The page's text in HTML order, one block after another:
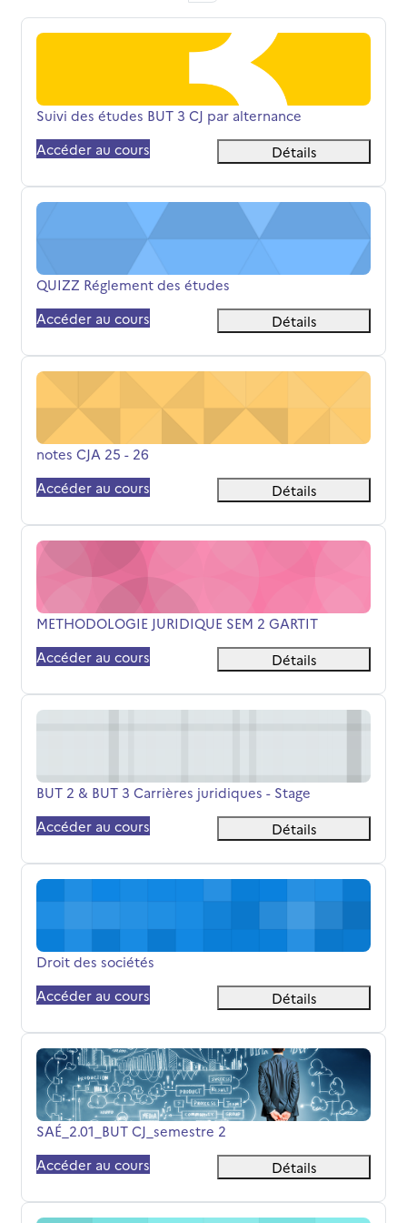
Suivi des études BUT 3 CJ par alternance
Nom du cours
Suivi des études BUT 3 CJ par alternance
Accéder au cours
Détails
QUIZZ Réglement des études
Nom du cours
QUIZZ Réglement des études
Accéder au cours
Détails
notes CJA 25 - 26
Nom du cours
notes CJA 25 - 26
Accéder au cours
Détails
METHODOLOGIE JURIDIQUE SEM 2 GARTIT
Nom du cours
METHODOLOGIE JURIDIQUE SEM 2 GARTIT
Accéder au cours
Détails
BUT 2 &amp; BUT 3 Carrières juridiques - Stage
Nom du cours
BUT 2 & BUT 3 Carrières juridiques - Stage
Accéder au cours
Détails
Droit des sociétés
Nom du cours
Droit des sociétés
Accéder au cours
Détails
SAÉ_2.01_BUT CJ_semestre 2
Nom du cours
SAÉ_2.01_BUT CJ_semestre 2
Accéder au cours
Détails